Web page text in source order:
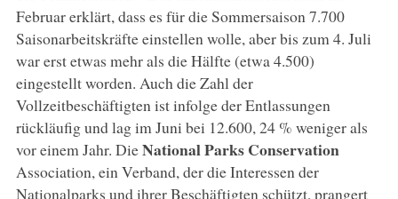
Februar erklärt, dass es für die Sommersaison 7.700
Saisonarbeitskräfte einstellen wolle, aber bis zum 4. Juli
war erst etwas mehr als die Hälfte (etwa 4.500)
eingestellt worden. Auch die Zahl der
Vollzeitbeschäftigten ist infolge der Entlassungen
rückläufig und lag im Juni bei 12.600, 24 % weniger als
vor einem Jahr. DieNational Parks Conservation
Association, ein Verband, der die Interessen der
Nationalparks und ihrer Beschäftigten schützt, prangert